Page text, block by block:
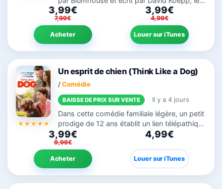
scénariste légendaire de Jurassic Park,
Mission Impossible et Panic Room ! Théo -
Kevin Bacon - et sa...
3,99€
7,99€
Acheter
3,99€
4,99€
Louer sur iTunes
Un esprit de chien (Think Like a Dog)
/Comédie
BAISSE DE PRIX SUR VENTE Il y a 4 jours
Dans cette comédie familiale légère, un petit
prodige de 12 ans établit un lien télépathique
avec son chien et meilleur ami, Henry, après
qu'une de ses expériences scientifiques a
3,99€
9,99€
Acheter
4,99€
Louer sur iTunes